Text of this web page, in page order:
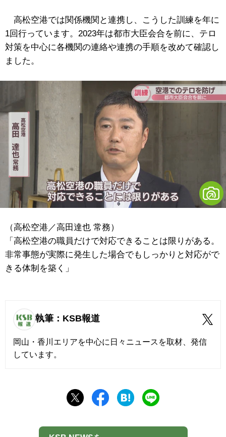
高松空港では関係機関と連携し、こうした訓練を年に
1回行っています。2023年は都市大臣会合を前に、テロ
対策を中心に各機関の連絡や連携の手順を改めて確認し
ました。
（高松空港／高田達也 常務）
「高松空港の職員だけで対応できることは限りがある。
非常事態が実際に発生した場合でもしっかりと対応がで
きる体制を築く」
執筆：KSB報道
岡山・香川エリアを中心に日々ニュースを取材、発信
しています。